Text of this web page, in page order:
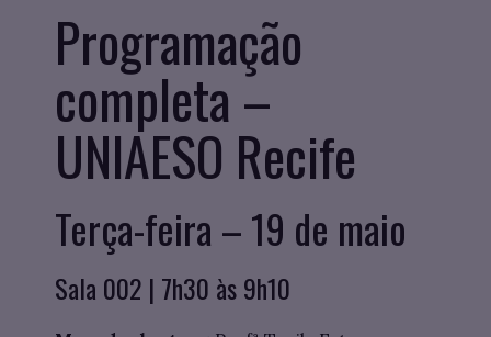
Programação
completa –
UNIAESO Recife
Terça-feira – 19 de maio
Sala 002 | 7h30 às 9h10